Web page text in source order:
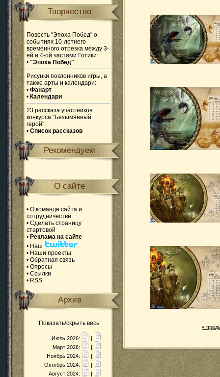
Творчество
Повесть "Эпоха Побед" о
событиях 10-летнего
временного отрезка между 3-
ей и 4-ой частями Готики:
• "Эпоха Побед"
Рисунки поклонников игры, а
также арты и календари:
• Фанарт
• Календари
23 рассказа участников
конкурса "Безымянный
герой":
• Список рассказов
Рекомендуем
О сайте
• О команде сайта и
сотрудничестве
• Сделать страницу
стартовой
• Реклама на сайте
• Наш
• Наши проекты
• Обратная связь
• Опросы
• Ссылки
• RSS
Архив
Показать\скрыть весь
Июль 2026:
|
Март 2026:
|
Ноябрь 2024:
|
Октябрь 2024:
|
Август 2024:
|
«